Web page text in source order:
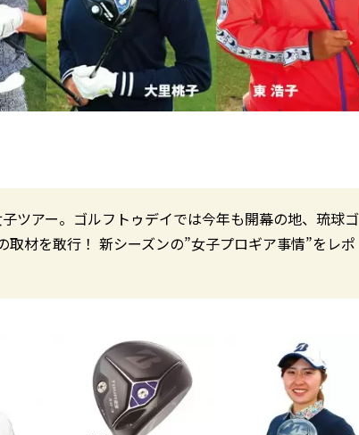
ツアー。ゴルフトゥデイでは今年も開幕の地、琉球ゴ
材を敢行！ 新シーズンの”女子プロギア事情”をレポ